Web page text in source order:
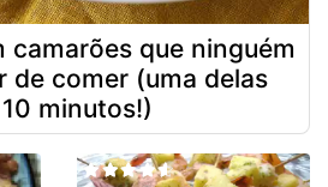
camarões que ninguém
de comer (uma delas
minutos!)